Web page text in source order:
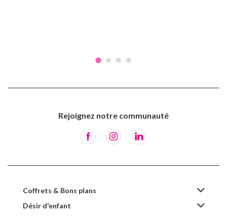
Rejoignez notre communauté
Coffrets & Bons plans
Désir d'enfant